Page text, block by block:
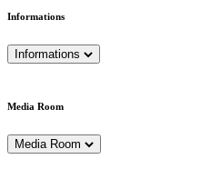
Informations
Informations
Media Room
Media Room